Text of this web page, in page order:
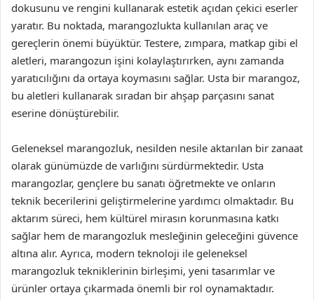
dokusunu ve rengini kullanarak estetik açıdan çekici eserler
yaratır. Bu noktada, marangozlukta kullanılan araç ve
gereçlerin önemi büyüktür. Testere, zımpara, matkap gibi el
aletleri, marangozun işini kolaylaştırırken, aynı zamanda
yaratıcılığını da ortaya koymasını sağlar. Usta bir marangoz,
bu aletleri kullanarak sıradan bir ahşap parçasını sanat
eserine dönüştürebilir.
Geleneksel marangozluk, nesilden nesile aktarılan bir zanaat
olarak günümüzde de varlığını sürdürmektedir. Usta
marangozlar, gençlere bu sanatı öğretmekte ve onların
teknik becerilerini geliştirmelerine yardımcı olmaktadır. Bu
aktarım süreci, hem kültürel mirasın korunmasına katkı
sağlar hem de marangozluk mesleğinin geleceğini güvence
altına alır. Ayrıca, modern teknoloji ile geleneksel
marangozluk tekniklerinin birleşimi, yeni tasarımlar ve
ürünler ortaya çıkarmada önemli bir rol oynamaktadır.